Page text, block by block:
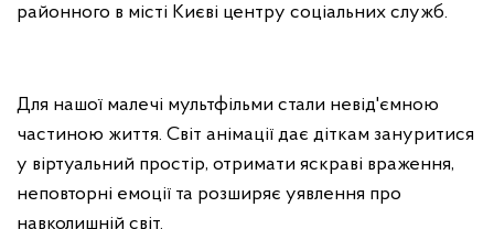
районного в місті Києві центру соціальних служб.
Для нашої малечі мультфільми стали невід'ємною
частиною життя. Світ анімації дає діткам зануритися
у віртуальний простір, отримати яскраві враження,
неповторні емоції та розширяє уявлення про
навколишній світ.